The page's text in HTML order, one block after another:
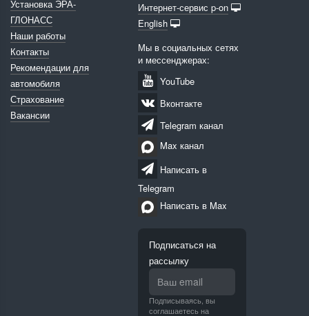
Установка ЭРА-
ГЛОНАСС
Наши работы
Контакты
Рекомендации для
автомобиля
Страхование
Вакансии
Интернет-сервис p-on
English
Мы в социальных сетях
и мессенджерах:
YouTube
Вконтакте
Telegram канал
Max канал
Написать в
Telegram
Написать в Max
Подписаться на
рассылку
Подписываясь, вы
соглашаетесь на